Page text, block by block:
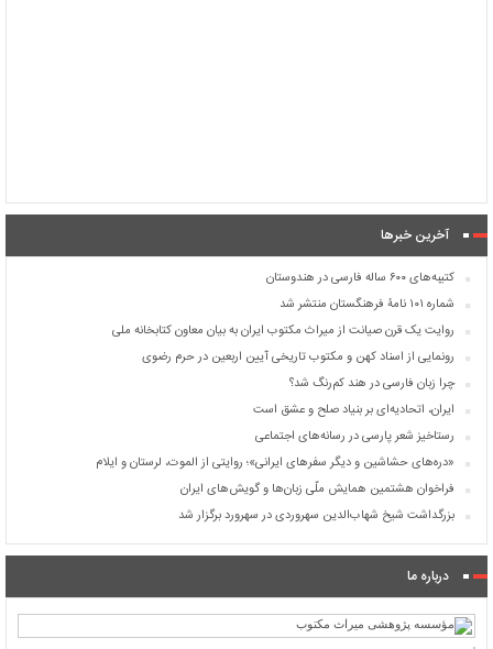
آخرین خبرها
کتیبه‌های ۶۰۰ ساله فارسی در هندوستان
شماره ۱۰۱ نامۀ فرهنگستان منتشر شد
روایت یک قرن صیانت از میراث مکتوب ایران به بیان معاون کتابخانه ملی
رونمایی از اسناد کهن و مکتوب تاریخی آیین اربعین در حرم رضوی
چرا زبان فارسی در هند کم‌رنگ شد؟
ایران، اتحادیه‌ای بر بنیاد صلح و عشق است
رستاخیز شعر پارسی در رسانه‌های اجتماعی
«دره‌های حشاشین و دیگر سفرهای ایرانی»؛ روایتی از الموت، لرستان و ایلام
فراخوان هشتمین همایش ملّی زبان‌ها و گویش‌های ایران
بزرگداشت شیخ شهاب‌الدین سهروردی در سهرورد برگزار شد
درباره ما